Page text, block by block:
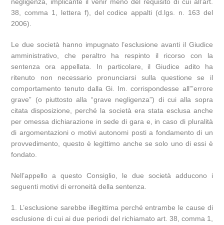
38, comma 1, lettera f), del codice appalti (d.lgs. n. 163 del
2006).
Le due società hanno impugnato l’esclusione avanti il Giudice
amministrativo, che peraltro ha respinto il ricorso con la
sentenza ora appellata. In particolare, il Giudice adito ha
ritenuto non necessario pronunciarsi sulla questione se il
comportamento tenuto dalla Gi. Im. corrispondesse all'”errore
grave” (o piuttosto alla “grave negligenza”) di cui alla sopra
citata disposizione, perché la società era stata esclusa anche
per omessa dichiarazione in sede di gara e, in caso di pluralità
di argomentazioni o motivi autonomi posti a fondamento di un
provvedimento, questo è legittimo anche se solo uno di essi è
fondato.
Nell’appello a questo Consiglio, le due società adducono i
seguenti motivi di erroneità della sentenza.
1. L’esclusione sarebbe illegittima perché entrambe le cause di
esclusione di cui ai due periodi del richiamato art. 38, comma 1,